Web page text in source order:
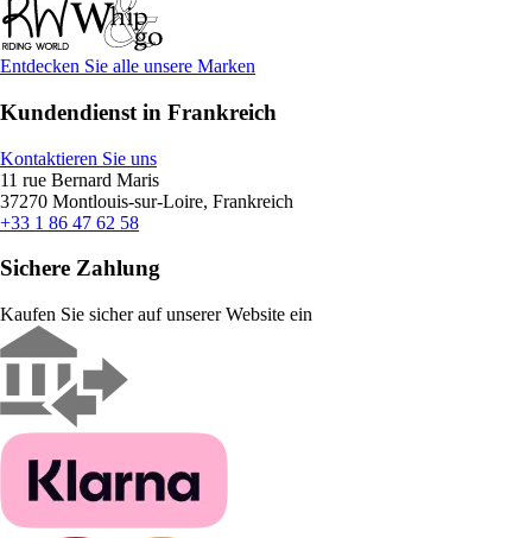
Entdecken Sie alle unsere Marken
Kundendienst in Frankreich
Kontaktieren Sie uns
11 rue Bernard Maris
37270 Montlouis-sur-Loire, Frankreich
+33 1 86 47 62 58
Sichere Zahlung
Kaufen Sie sicher auf unserer Website ein